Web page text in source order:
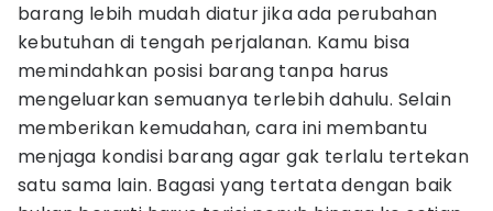
barang lebih mudah diatur jika ada perubahan
kebutuhan di tengah perjalanan. Kamu bisa
memindahkan posisi barang tanpa harus
mengeluarkan semuanya terlebih dahulu. Selain
memberikan kemudahan, cara ini membantu
menjaga kondisi barang agar gak terlalu tertekan
satu sama lain. Bagasi yang tertata dengan baik